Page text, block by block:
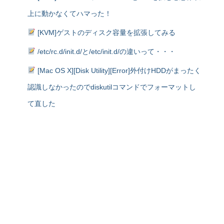
上に動かなくてハマった！
[KVM]ゲストのディスク容量を拡張してみる
/etc/rc.d/init.d/と/etc/init.d/の違いって・・・
[Mac OS X][Disk Utility][Error]外付けHDDがまったく
認識しなかったのでdiskutilコマンドでフォーマットし
て直した